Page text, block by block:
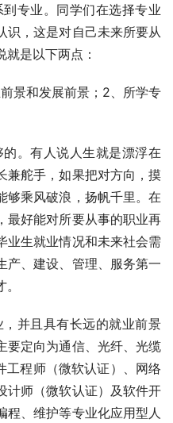
专业。同学们在选择专业
识，这是对自己未来所要从
是以下两点：
景和发展前景；2、所学专
。有人说人生就是漂浮在
兼舵手，如果把对方向，摸
够乘风破浪，扬帆千里。在
最好能对所要从事的职业再
业生就业情况和未来社会需
产、建设、管理、服务第一
并且具有长远的就业前景
要定向为通信、光纤、光缆
工程师（微软认证）、网络
计师（微软认证）及软件开
程、维护等专业化应用型人